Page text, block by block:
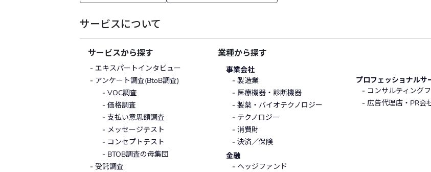
サービスについて
サービスから探す
エキスパートインタビュー
アンケート調査(BtoB調査)
VOC調査
価格調査
支払い意思額調査
メッセージテスト
コンセプトテスト
BTOB調査の母集団
受託調査
業種から探す
事業会社
製造業
医療機器・診断機器
製薬・バイオテクノロジー
テクノロジー
消費財
決済／保険
金融
ヘッジファンド
プロフェッショナルサ
コンサルティング
広告代理店・PR会